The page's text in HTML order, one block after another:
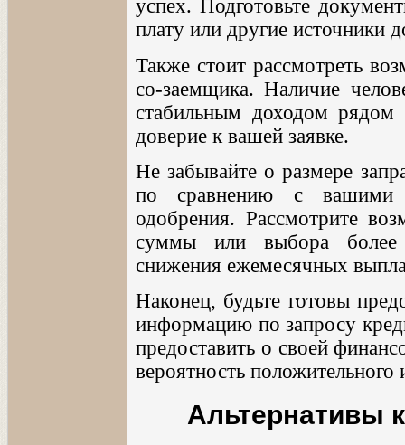
успех. Подготовьте
плату или другие источники
Также стоит рассмотреть
со-заемщика. Наличие
стабильным доходом
доверие к вашей заявке.
Не забывайте о размере
по сравнению с вашими
одобрения. Рассмотрите
суммы или выбора более
снижения ежемесячных
Наконец, будьте готовы
информацию по запросу
предоставить о своей
вероятность положительного
Альтернативы